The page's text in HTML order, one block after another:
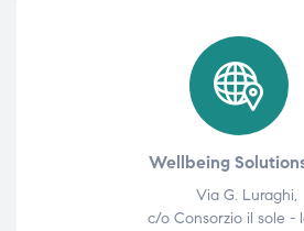
Wellbeing
Via G. Luraghi,
c/o Consorzio il sole -